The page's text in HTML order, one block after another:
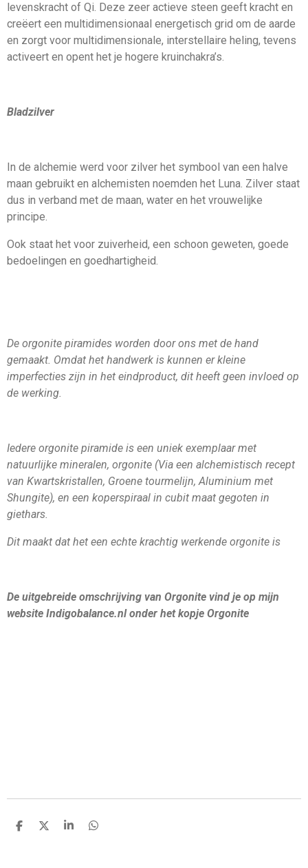
levenskracht of Qi. Deze zeer actieve steen geeft kracht en
creëert een multidimensionaal energetisch grid om de aarde
en zorgt voor multidimensionale, interstellaire heling, tevens
activeert en opent het je hogere kruinchakra’s.
Bladzilver
In de alchemie werd voor zilver het symbool van een halve
maan gebruikt en alchemisten noemden het Luna. Zilver staat
dus in verband met de maan, water en het vrouwelijke
principe.
Ook staat het voor zuiverheid, een schoon geweten, goede
bedoelingen en goedhartigheid.
De orgonite piramides worden door ons met de hand
gemaakt. Omdat het handwerk is kunnen er kleine
imperfecties zijn in het eindproduct, dit heeft geen invloed op
de werking.
Iedere orgonite piramide is een uniek exemplaar met
natuurlijke mineralen, orgonite (Via een alchemistisch recept
van Kwartskristallen, Groene tourmelijn, Aluminium met
Shungite), en een koperspiraal in cubit maat gegoten in
giethars.
Dit maakt dat het een echte krachtig werkende orgonite is
De uitgebreide omschrijving van Orgonite vind je op mijn
website Indigobalance.nl onder het kopje Orgonite
D
D
S
D